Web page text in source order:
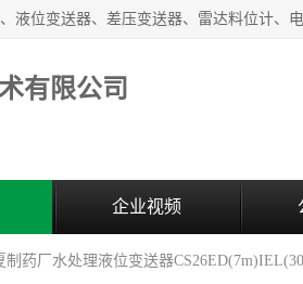
有限公司
企业视频
制药厂水处理液位变送器